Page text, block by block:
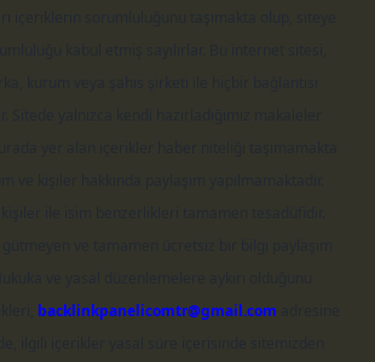
backlinkpanelicomtr@gmail.com